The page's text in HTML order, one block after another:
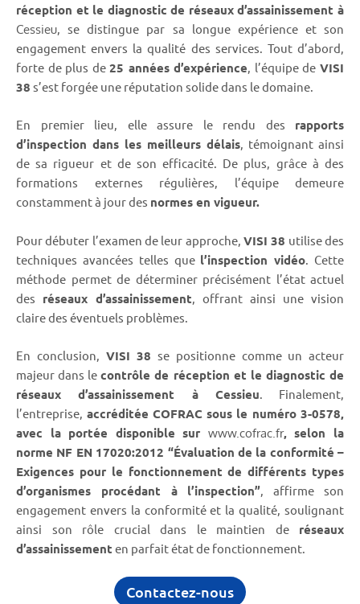
réception et le diagnostic de réseaux d’assainissement à
Cessieu, se distingue par sa longue expérience et son
engagement envers la qualité des services. Tout d’abord,
forte de plus de25 années d’expérience, l’équipe deVISI
38 s’est forgée une réputation solide dans le domaine.
En premier lieu, elle assure le rendu des rapports
d’inspection dans les meilleurs délais, témoignant ainsi
de sa rigueur et de son efficacité. De plus, grâce à des
formations externes régulières, l’équipe demeure
constamment à jour des normes en vigueur.
Pour débuter l’examen de leur approche, VISI 38 utilise des
techniques avancées telles que l’inspection vidéo . Cette
méthode permet de déterminer précisément l’état actuel
des réseaux d’assainissement , offrant ainsi une vision
claire des éventuels problèmes.
En conclusion, VISI 38 se positionne comme un acteur
majeur dans lecontrôle de réception et le diagnostic de
réseaux d’assainissement à Cessieu. Finalement,
l’entreprise, accréditée COFRAC sous le numéro 3-0578,
avec la portée disponible sur www.cofrac.fr, selon la
norme NF EN 17020:2012 “Évaluation de la conformité –
Exigences pour le fonctionnement de différents types
d’organismes procédant à l’inspection”, affirme son
engagement envers la conformité et la qualité, soulignant
ainsi son rôle crucial dans le maintien de réseaux
d’assainissement en parfait état de fonctionnement.
Contactez-nous